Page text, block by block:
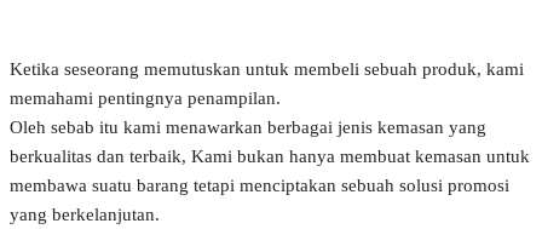
Ketika seseorang memutuskan untuk membeli sebuah produk, kami
memahami pentingnya penampilan.
Oleh sebab itu kami menawarkan berbagai jenis kemasan yang
berkualitas dan terbaik, Kami bukan hanya membuat kemasan untuk
membawa suatu barang tetapi menciptakan sebuah solusi promosi
yang berkelanjutan.